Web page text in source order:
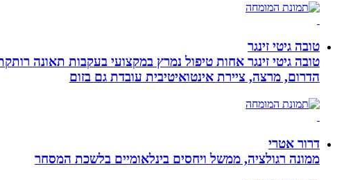
טובה גיטי זינגר
הדרום, מרצה, ציירת אינטואיטיבית עובדת גם בזום
דרור אטרי
ממונה רגולציה, ממשל ויחסים בינלאומיים בלשכת המסחר